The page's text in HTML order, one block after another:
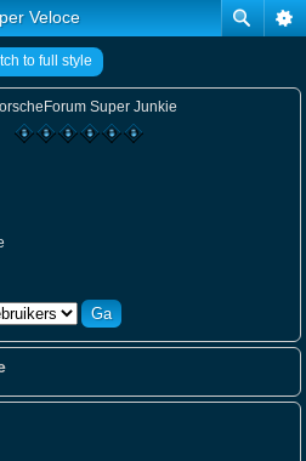
Veloce
to full style
Super Junkie